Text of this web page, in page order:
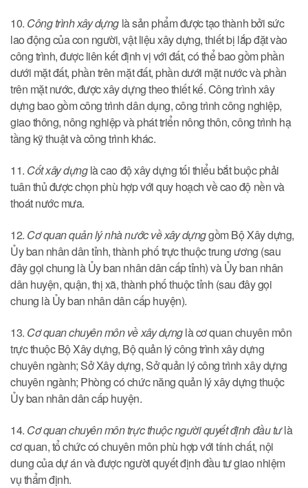
10. Công trình xây dựnglà sản phẩm được tạo thành bởi sức
lao động của con người, vật liệu xây dựng, thiết bị lắp đặt vào
công trình, được liên kết định vị với đất, có thể bao gồm phần
dưới mặt đất, phần trên mặt đất, phần dưới mặt nước và phần
trên mặt nước, được xây dựng theo thiết kế. Công trình xây
dựng bao gồm công trình dân dụng, công trình công nghiệp,
giao thông, nông nghiệp và phát triển nông thôn, công trình hạ
tầng kỹ thuật và công trình khác.
11. Cốt xây dựnglà cao độ xây dựng tối thiểu bắt buộc phải
tuân thủ được chọn phù hợp với quy hoạch về cao độ nền và
thoát nước mưa.
12. Cơ quan quản lý nhà nước về xây dựnggồm Bộ Xây dựng,
Ủy ban nhân dân tỉnh, thành phố trực thuộc trung ương (sau
đây gọi chung là Ủy ban nhân dân cấp tỉnh) và Ủy ban nhân
dân huyện, quận, thị xã, thành phố thuộc tỉnh (sau đây gọi
chung là Ủy ban nhân dân cấp huyện).
13. Cơ quan chuyên môn về xây dựnglà cơ quan chuyên môn
trực thuộc Bộ Xây dựng, Bộ quản lý công trình xây dựng
chuyên ngành; Sở Xây dựng, Sở quản lý công trình xây dựng
chuyên ngành; Phòng có chức năng quản lý xây dựng thuộc
Ủy ban nhân dân cấp huyện.
14. Cơ quan chuyên môn trực thuộc người quyết định đầu tưlà
cơ quan, tổ chức có chuyên môn phù hợp với tính chất, nội
dung của dự án và được người quyết định đầu tư giao nhiệm
vụ thẩm định.